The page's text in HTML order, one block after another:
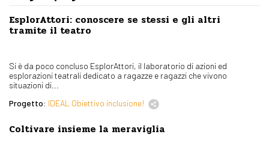
EsplorAttori: conoscere se stessi e gli altri
tramite il teatro
Si è da poco concluso EsplorAttori, il laboratorio di azioni ed
esplorazioni teatrali dedicato a ragazze e ragazzi che vivono
situazioni di...
Progetto: IDEAL Obiettivo inclusione!
Coltivare insieme la meraviglia